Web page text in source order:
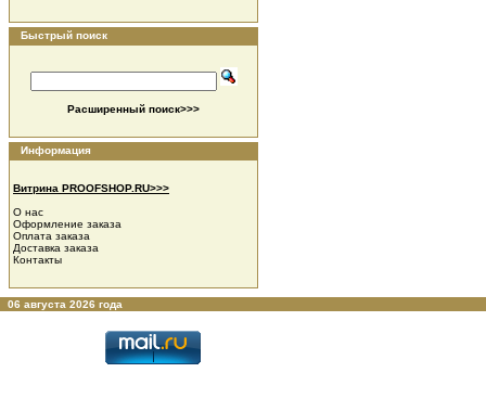
Быстрый поиск
Расширенный поиск>>>
Информация
Витрина PROOFSHOP.RU>>>
О нас
Оформление заказа
Оплата заказа
Доставка заказа
Контакты
06 августа 2026 года